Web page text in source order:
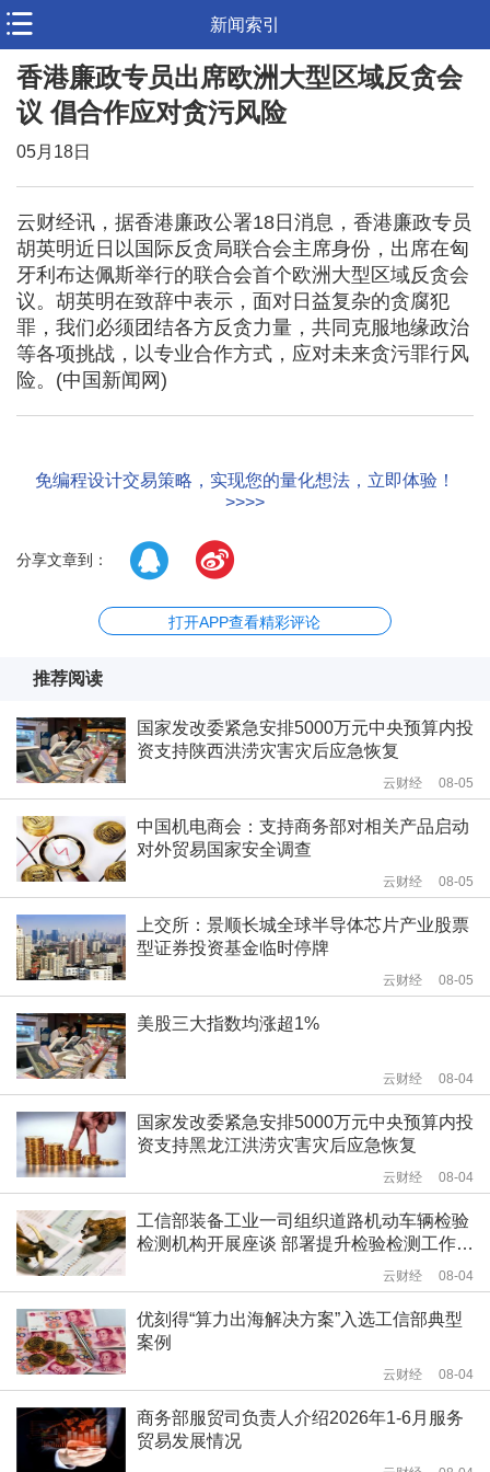
新闻索引
香港廉政专员出席欧洲大型区域反贪会
议 倡合作应对贪污风险
05月18日
云财经讯，据香港廉政公署18日消息，香港廉政专员
胡英明近日以国际反贪局联合会主席身份，出席在匈
牙利布达佩斯举行的联合会首个欧洲大型区域反贪会
议。胡英明在致辞中表示，面对日益复杂的贪腐犯
罪，我们必须团结各方反贪力量，共同克服地缘政治
等各项挑战，以专业合作方式，应对未来贪污罪行风
险。(中国新闻网)
免编程设计交易策略，实现您的量化想法，立即体验！
>>>>
分享文章到：
打开APP查看精彩评论
推荐阅读
国家发改委紧急安排5000万元中央预算内投
资支持陕西洪涝灾害灾后应急恢复
云财经 08-05
中国机电商会：支持商务部对相关产品启动
对外贸易国家安全调查
云财经 08-05
上交所：景顺长城全球半导体芯片产业股票
型证券投资基金临时停牌
云财经 08-05
美股三大指数均涨超1%
云财经 08-04
国家发改委紧急安排5000万元中央预算内投
资支持黑龙江洪涝灾害灾后应急恢复
云财经 08-04
工信部装备工业一司组织道路机动车辆检验
检测机构开展座谈 部署提升检验检测工作质
云财经 08-04
优刻得“算力出海解决方案”入选工信部典型
案例
云财经 08-04
商务部服贸司负责人介绍2026年1-6月服务
贸易发展情况